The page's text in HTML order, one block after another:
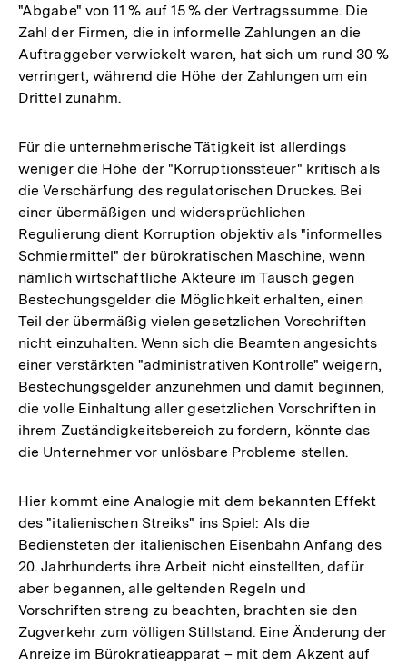
"Abgabe" von 11 % auf 15 % der Vertragssumme. Die
Zahl der Firmen, die in informelle Zahlungen an die
Auftraggeber verwickelt waren, hat sich um rund 30 %
verringert, während die Höhe der Zahlungen um ein
Drittel zunahm.
Für die unternehmerische Tätigkeit ist allerdings
weniger die Höhe der "Korruptionssteuer" kritisch als
die Verschärfung des regulatorischen Druckes. Bei
einer übermäßigen und widersprüchlichen
Regulierung dient Korruption objektiv als "informelles
Schmiermittel" der bürokratischen Maschine, wenn
nämlich wirtschaftliche Akteure im Tausch gegen
Bestechungsgelder die Möglichkeit erhalten, einen
Teil der übermäßig vielen gesetzlichen Vorschriften
nicht einzuhalten. Wenn sich die Beamten angesichts
einer verstärkten "administrativen Kontrolle" weigern,
Bestechungsgelder anzunehmen und damit beginnen,
die volle Einhaltung aller gesetzlichen Vorschriften in
ihrem Zuständigkeitsbereich zu fordern, könnte das
die Unternehmer vor unlösbare Probleme stellen.
Hier kommt eine Analogie mit dem bekannten Effekt
des "italienischen Streiks" ins Spiel: Als die
Bediensteten der italienischen Eisenbahn Anfang des
20. Jahrhunderts ihre Arbeit nicht einstellten, dafür
aber begannen, alle geltenden Regeln und
Vorschriften streng zu beachten, brachten sie den
Zugverkehr zum völligen Stillstand. Eine Änderung der
Anreize im Bürokratieapparat – mit dem Akzent auf